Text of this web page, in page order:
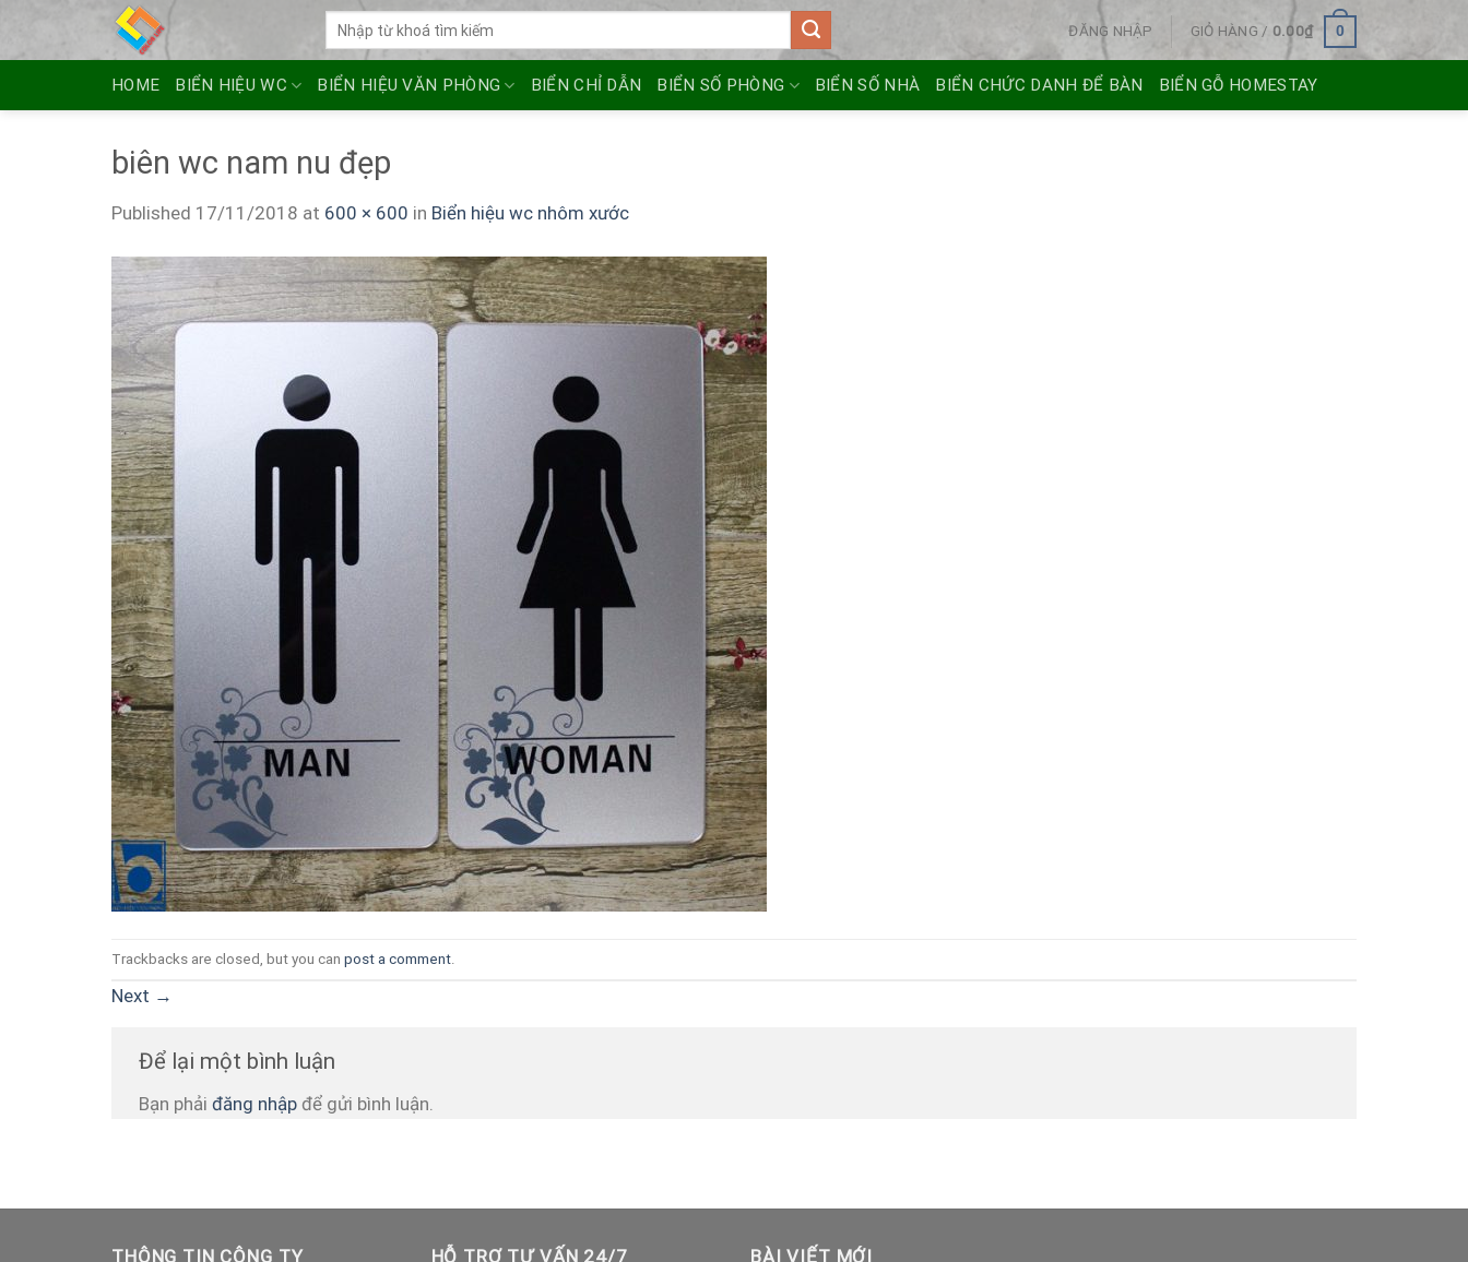
ĐĂNG NHẬP GIỎ HÀNG / 0.00₫ 0
HOME BIỂN HIỆU WC BIỂN HIỆU VĂN PHÒNG BIỂN CHỈ DẪN BIỂN SỐ PHÒNG BIỂN SỐ NHÀ BIỂN CHỨC DANH ĐỂ BÀN BIỂN GỖ HOMESTAY
biên wc nam nu đẹp
Published 17/11/2018 at 600 × 600 in Biển hiệu wc nhôm xước
Trackbacks are closed, but you can post a comment
Next →
Để lại một bình luận
Bạn phải đăng nhập để gửi bình luận.
THÔNG TIN CÔNG TY HỖ TRỢ TƯ VẤN 24/7 BÀI VIẾT MỚI